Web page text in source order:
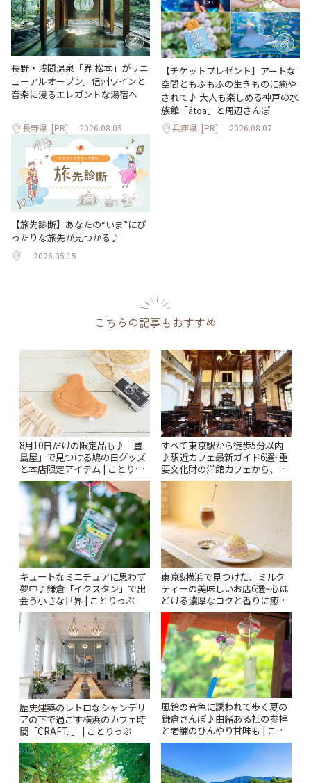
長野・浅間温泉「界 松本」がリニ
ューアルオープン。信州ワインと
音楽に浸るエレガントな湯宿へ
長野県 [PR] 2026.08.05
【チケットプレゼント】アートな
空間ともふもふの生きものに癒や
されて♪ 大人も楽しめる神戸の水
族館「átoa」と周辺さんぽ
兵庫県 [PR] 2026.08.07
【旅先診断】あなたの“いま”にぴ
ったりな旅先が見つかる♪
2026.05.15
こちらの記事もおすすめ
8月10日だけの限定品も♪「豊
島屋」で見つける鳩の日グッズ
と本店限定アイテム | ことりっ
ぷ
すべて東京駅から徒歩5分以内
♪駅近カフェ最新ガイド6選~重
要文化財の洋館カフェから、改
札すぐのレトロ喫茶まで~ | こと
りっぷ
キュートなミニチュアに思わず
夢中♪鎌倉「イクスタン」で出
会う小さな世界 | ことりっぷ
東京&横浜で見つけた、ミルク
ティーの美味しいお店6選~心ほ
どける濃厚なコクと香りに癒や
されるティータイム~ | ことりっ
ぷ
歴史建築のレトロなシャンデリ
アの下で過ごす横浜のカフェ時
間「CRAFT. 」 | ことりっぷ
風鈴の音色に誘われて歩く夏の
鎌倉さんぽ♪由緒ある社の参拝
と老舗のひんやり甘味も | こと
りっぷ